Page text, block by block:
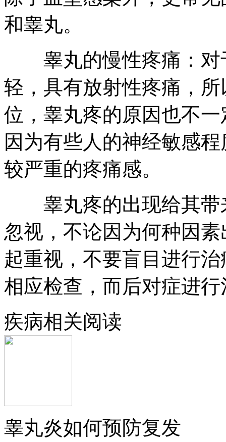
和睾丸。
睾丸的慢性疼痛：对
轻，具有放射性疼痛，
位，睾丸疼的原因也不
因为有些人的神经敏感
较严重的疼痛感。
睾丸疼的出现给其带
忽视，不论因为何种因
起重视，不要盲目进行
相应检查，而后对症进行
疾病相关阅读
睾丸炎如何预防复发